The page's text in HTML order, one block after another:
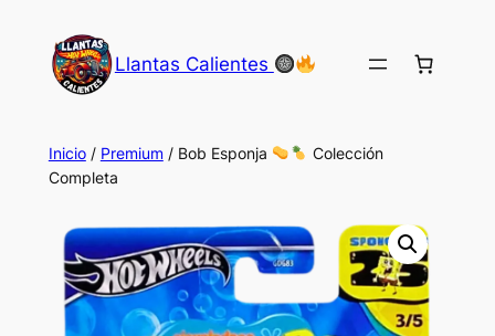
contenido
Llantas Calientes
Inicio/ Premium/ Bob Esponja
Colección
Completa